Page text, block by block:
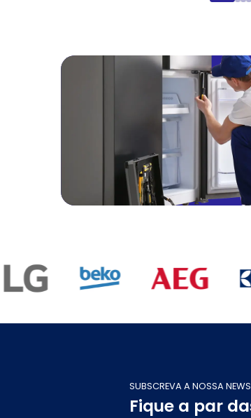
SUBSCREVA A NOSSA
Fique a par